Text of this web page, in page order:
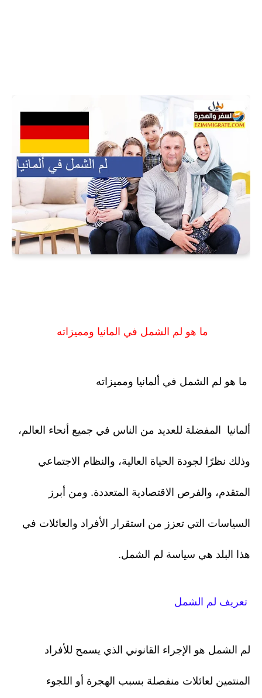
ما هو لم الشمل في المانيا ومميزاته
ما هو لم الشمل في ألمانيا ومميزاته
ألمانيا المفضلة للعديد من الناس في جميع أنحاء العالم،
وذلك نظرًا لجودة الحياة العالية، والنظام الاجتماعي
المتقدم، والفرص الاقتصادية المتعددة. ومن أبرز
السياسات التي تعزز من استقرار الأفراد والعائلات في
هذا البلد هي سياسة لم الشمل.
تعريف لم الشمل
لم الشمل هو الإجراء القانوني الذي يسمح للأفراد
المنتمين لعائلات منفصلة بسبب الهجرة أو اللجوء